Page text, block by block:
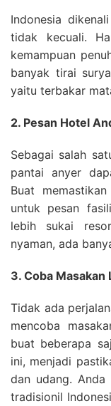
Indonesia
tidak kecuali.
kemampuan
banyak tirai
yaitu terbakar
2. Pesan Hotel
Sebagai salah
pantai anyer
Buat
untuk pesan
lebih sukai
nyaman, ada
3. Coba Masakan
Tidak ada
mencoba
buat beberapa
ini, menjadi
dan udang.
tradisionil